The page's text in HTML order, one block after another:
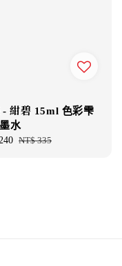
- 紺碧 15ml 色彩雫
水
Regular
NT$ 335